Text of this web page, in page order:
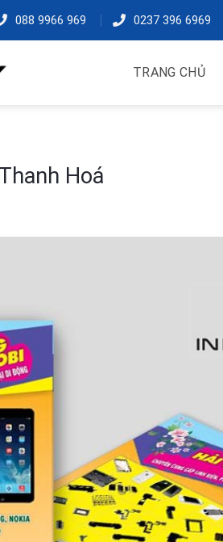
088 9966 969 0237 396 6969
TRANG CHỦ
Hoá